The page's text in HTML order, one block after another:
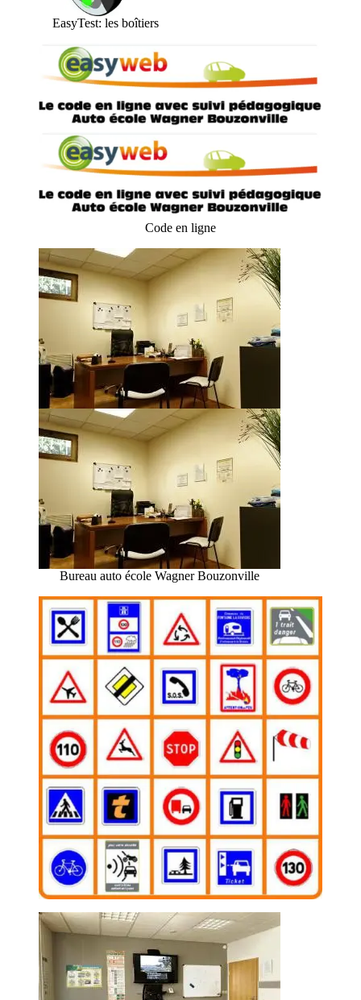
EasyTest: les boîtiers
Code en ligne
Bureau auto école Wagner Bouzonville